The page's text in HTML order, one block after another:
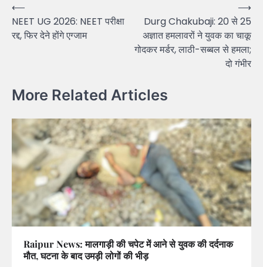
Post
navigation
⟵
NEET UG 2026: NEET परीक्षा
रद्द, फिर देने होंगे एग्जाम
Durg Chakubaji: 20 से 25
अज्ञात हमलावरों ने युवक का चाकू
गोदकर मर्डर, लाठी-सब्बल से हमला;
दो गंभीर
⟶
More Related Articles
Raipur News: मालगाड़ी की चपेट में आने से युवक की दर्दनाक
मौत, घटना के बाद उमड़ी लोगों की भीड़